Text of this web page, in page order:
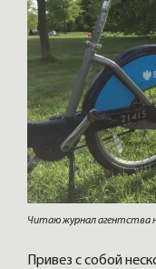
Читаю журнал агентства
Привез с собой